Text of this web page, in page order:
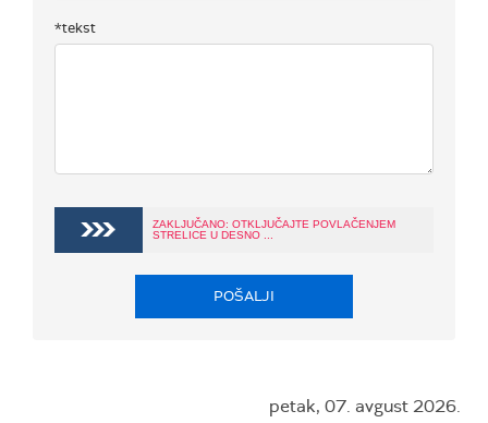
*tekst
ZAKLJUČANO: OTKLJUČAJTE POVLAČENJEM
STRELICE U DESNO ...
POŠALJI
petak, 07. avgust 2026.